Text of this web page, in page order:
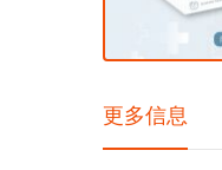
更多信息